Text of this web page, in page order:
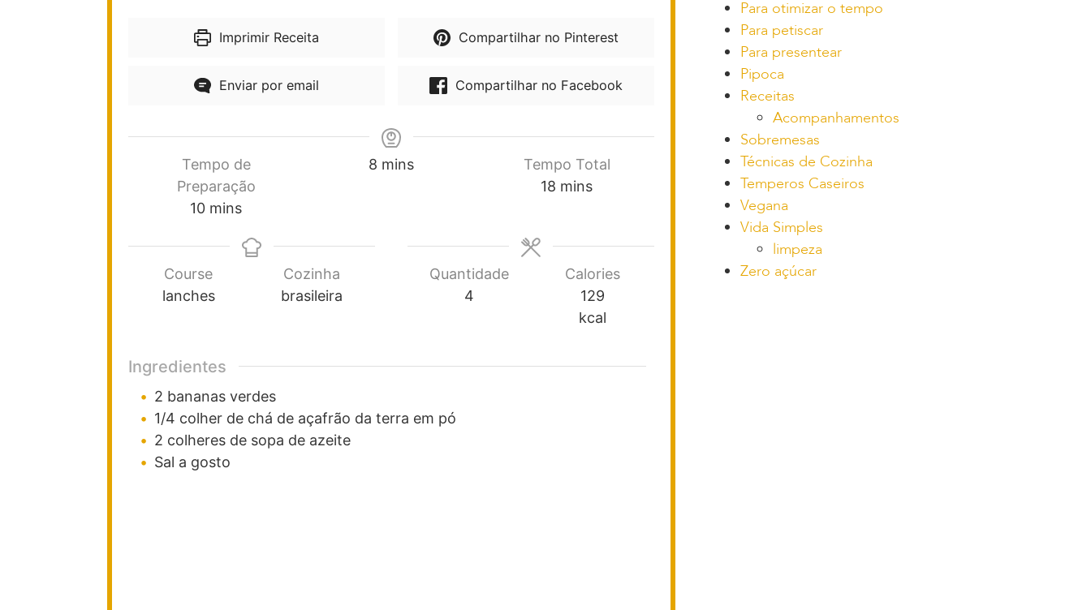
Imprimir Receita Compartilhar no Pinterest
Enviar por email Compartilhar no Facebook
Tempo de
Preparação
10 mins
8 mins
Tempo Total
18 mins
Course
lanches
Cozinha
brasileira
Quantidade
4
Calories
129
kcal
Ingredientes
2 bananas verdes
1/4 colher de chá de açafrão da terra em pó
2 colheres de sopa de azeite
Sal a gosto
Para otimizar o tempo
Para petiscar
Para presentear
Pipoca
Receitas
Acompanhamentos
Sobremesas
Técnicas de Cozinha
Temperos Caseiros
Vegana
Vida Simples
limpeza
Zero açúcar